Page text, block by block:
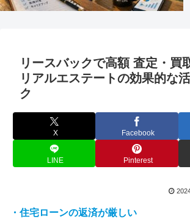
リースバックで高額 査定・買
リアルエステートの効果的な
ク
X Facebook
LINE Pinterest
・住宅ローンの返済が厳しい